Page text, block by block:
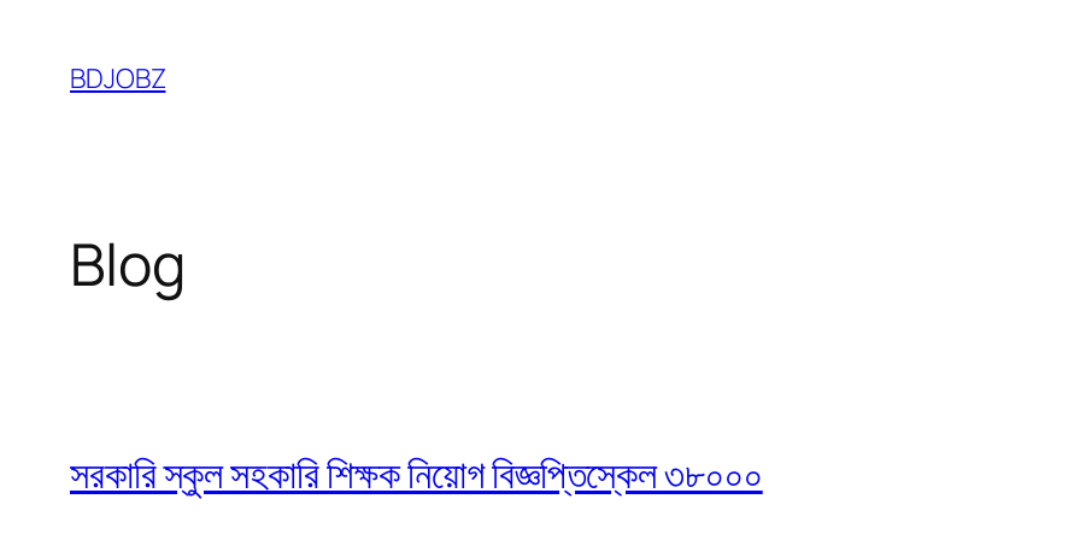
content
BDJOBZ
Blog
সরকারি স্কুল সহকারি শিক্ষক নিয়োগ বিজ্ঞপ্তিস্কেল ৩৮০০০